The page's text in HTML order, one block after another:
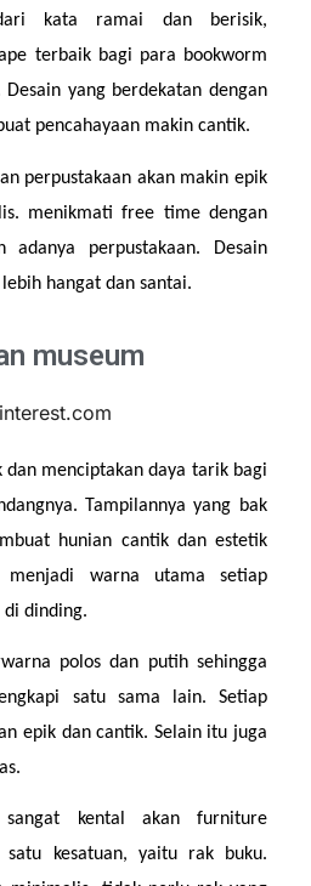
kata ramai dan berisik,
terbaik bagi para bookworm
yang berdekatan dengan
pencahayaan makin cantik.
perpustakaan akan makin epik
menikmati free time dengan
adanya perpustakaan. Desain
hangat dan santai.
museum
dan menciptakan daya tarik bagi
Tampilannya yang bak
hunian cantik dan estetik
menjadi warna utama setiap
di dinding.
polos dan putih sehingga
satu sama lain. Setiap
epik dan cantik. Selain itu juga
sangat kental akan furniture
satu kesatuan, yaitu rak buku.